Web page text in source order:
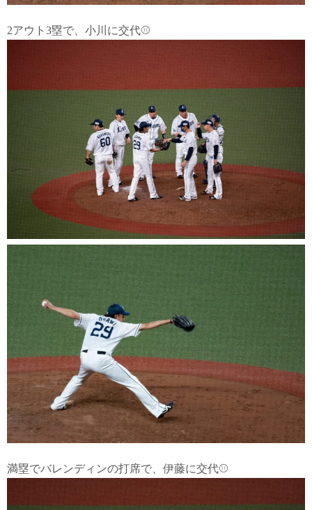
2アウト3塁で、小川に交代⚾
満塁でバレンディンの打席で、伊藤に交代⚾